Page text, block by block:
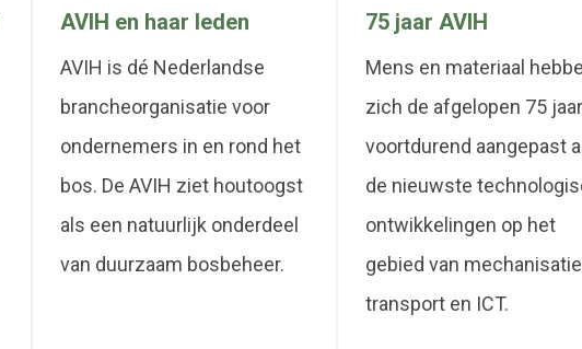
AVIH en haar leden
AVIH is dé Nederlandse
brancheorganisatie voor
ondernemers in en rond het
bos. De AVIH ziet houtoogst
als een natuurlijk onderdeel
van duurzaam bosbeheer.
75 jaar AVIH
Mens en materiaal
zich de afgelopen 75 jaar
voortdurend aangepast
de nieuwste
ontwikkelingen op het
gebied van
transport en ICT.